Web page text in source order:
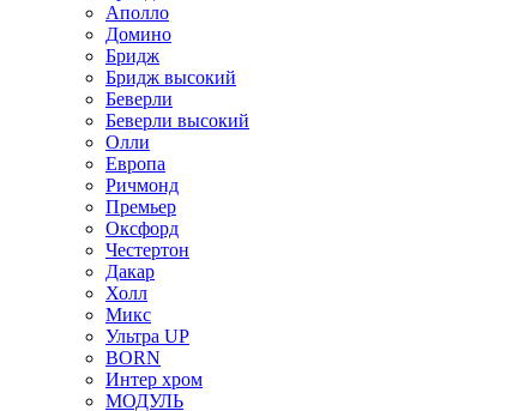
Аполло
Домино
Бридж
Бридж высокий
Беверли
Беверли высокий
Олли
Европа
Ричмонд
Премьер
Оксфорд
Честертон
Дакар
Холл
Микс
Ультра UP
BORN
Интер хром
МОДУЛЬ